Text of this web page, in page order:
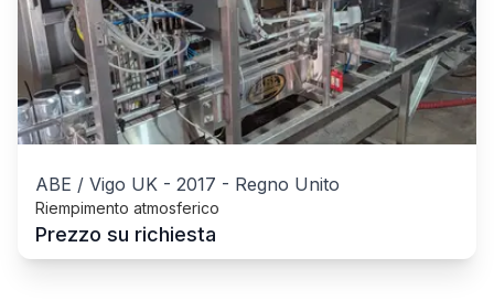
ABE / Vigo UK - 2017 - Regno Unito
Riempimento atmosferico
Prezzo su richiesta